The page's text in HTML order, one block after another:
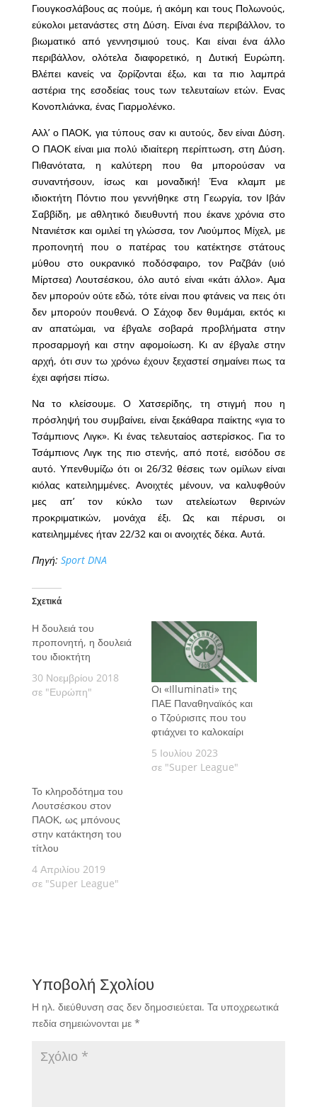
Γιουγκοσλάβους ας πούμε, ή ακόμη και τους Πολωνούς,
εύκολοι μετανάστες στη Δύση. Είναι ένα περιβάλλον, το
βιωματικό από γεννησιμιού τους. Και είναι ένα άλλο
περιβάλλον, ολότελα διαφορετικό, η Δυτική Ευρώπη.
Βλέπει κανείς να ζορίζονται έξω, και τα πιο λαμπρά
αστέρια της εσοδείας τους των τελευταίων ετών. Ενας
Κονοπλιάνκα, ένας Γιαρμολένκο.
Αλλ’ ο ΠΑΟΚ, για τύπους σαν κι αυτούς, δεν είναι Δύση.
Ο ΠΑΟΚ είναι μια πολύ ιδιαίτερη περίπτωση, στη Δύση.
Πιθανότατα, η καλύτερη που θα μπορούσαν να
συναντήσουν, ίσως και μοναδική! Ένα κλαμπ με
ιδιοκτήτη Πόντιο που γεννήθηκε στη Γεωργία, τον Ιβάν
Σαββίδη, με αθλητικό διευθυντή που έκανε χρόνια στο
Ντανιέτσκ και ομιλεί τη γλώσσα, τον Λιούμπος Μίχελ, με
προπονητή που ο πατέρας του κατέκτησε στάτους
μύθου στο ουκρανικό ποδόσφαιρο, τον Ραζβάν (υιό
Μίρτσεα) Λουτσέσκου, όλο αυτό είναι «κάτι άλλο». Αμα
δεν μπορούν ούτε εδώ, τότε είναι που φτάνεις να πεις ότι
δεν μπορούν πουθενά. Ο Σάχοφ δεν θυμάμαι, εκτός κι
αν απατώμαι, να έβγαλε σοβαρά προβλήματα στην
προσαρμογή και στην αφομοίωση. Κι αν έβγαλε στην
αρχή, ότι συν τω χρόνω έχουν ξεχαστεί σημαίνει πως τα
έχει αφήσει πίσω.
Να το κλείσουμε. Ο Χατσερίδης, τη στιγμή που η
πρόσληψή του συμβαίνει, είναι ξεκάθαρα παίκτης «για το
Τσάμπιονς Λιγκ». Κι ένας τελευταίος αστερίσκος. Για το
Τσάμπιονς Λιγκ της πιο στενής, από ποτέ, εισόδου σε
αυτό. Υπενθυμίζω ότι οι 26/32 θέσεις των ομίλων είναι
κιόλας κατειλημμένες. Ανοιχτές μένουν, να καλυφθούν
μες απ’ τον κύκλο των ατελείωτων θερινών
προκριματικών, μονάχα έξι. Ως και πέρυσι, οι
κατειλημμένες ήταν 22/32 και οι ανοιχτές δέκα. Αυτά.
Πηγή: Sport DNA
Σχετικά
Η δουλειά του
προπονητή, η δουλειά
του ιδιοκτήτη
30 Νοεμβρίου 2018
σε "Ευρώπη"
Οι «Illuminati» της
ΠΑΕ Παναθηναϊκός και
ο Τζούρισιτς που του
φτιάχνει το καλοκαίρι
5 Ιουλίου 2023
σε "Super League"
Το κληροδότημα του
Λουτσέσκου στον
ΠΑΟΚ, ως μπόνους
στην κατάκτηση του
τίτλου
4 Απριλίου 2019
σε "Super League"
Υποβολή Σχολίου
Η ηλ. διεύθυνση σας δεν δημοσιεύεται. Τα υποχρεωτικά
πεδία σημειώνονται με *